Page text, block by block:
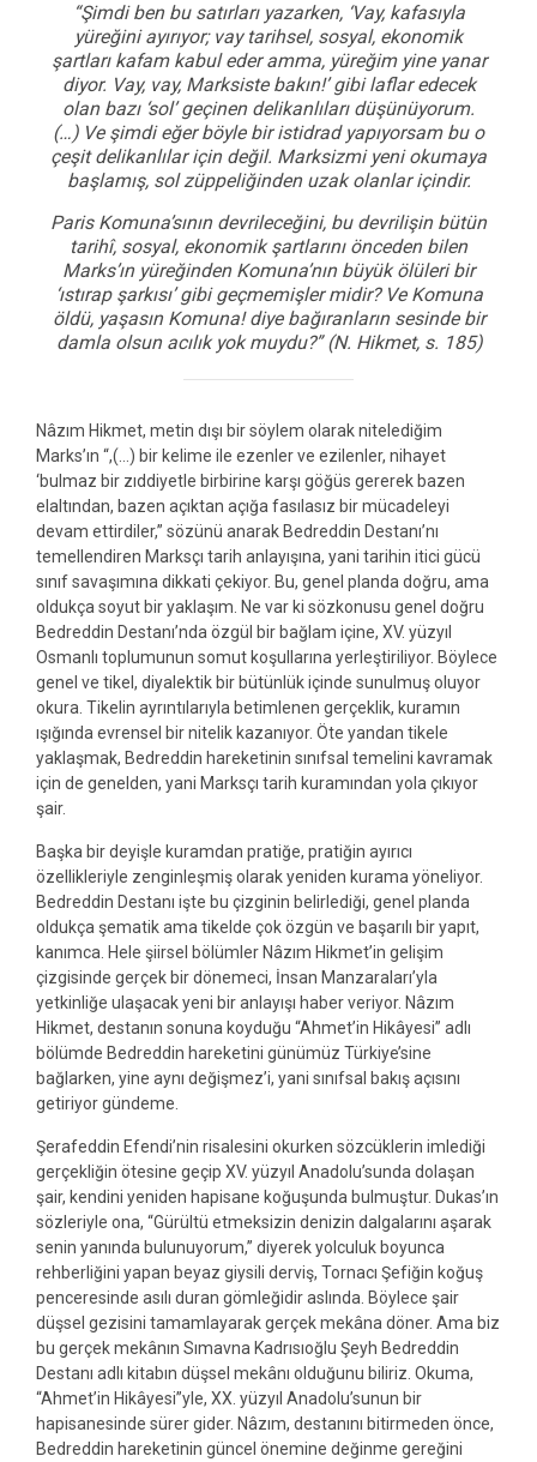
“Şimdi ben bu satırları yazarken, ‘Vay, kafasıyla
yüreğini ayırıyor; vay tarihsel, sosyal, ekonomik
şartları kafam kabul eder amma, yüreğim yine yanar
diyor. Vay, vay, Marksiste bakın!’ gibi laflar edecek
olan bazı ‘sol’ geçinen delikanlıları düşünüyorum.
(…) Ve şimdi eğer böyle bir istidrad yapıyorsam bu o
çeşit delikanlılar için değil. Marksizmi yeni okumaya
başlamış, sol züppeliğinden uzak olanlar içindir.
Paris Komuna’sının devrileceğini, bu devrilişin bütün
tarihî, sosyal, ekonomik şartlarını önceden bilen
Marks’ın yüreğinden Komuna’nın büyük ölüleri bir
‘ıstırap şarkısı’ gibi geçmemişler midir? Ve Komuna
öldü, yaşasın Komuna! diye bağıranların sesinde bir
damla olsun acılık yok muydu?”(N. Hikmet, s. 185)
Nâzım Hikmet, metin dışı bir söylem olarak nitelediğim
Marks’ın “,(…) bir kelime ile ezenler ve ezilenler, nihayet
‘bulmaz bir zıddiyetle birbirine karşı göğüs gererek bazen
elaltından, bazen açıktan açığa fasılasız bir mücadeleyi
devam ettirdiler,” sözünü anarak Bedreddin Destanı’nı
temellendiren Marksçı tarih anlayışına, yani tarihin itici gücü
sınıf savaşımına dikkati çekiyor. Bu, genel planda doğru, ama
oldukça soyut bir yaklaşım. Ne var ki sözkonusu genel doğru
Bedreddin Destanı’nda özgül bir bağlam içine, XV. yüzyıl
Osmanlı toplumunun somut koşullarına yerleştiriliyor. Böylece
genel ve tikel, diyalektik bir bütünlük içinde sunulmuş oluyor
okura. Tikelin ayrıntılarıyla betimlenen gerçeklik, kuramın
ışığında evrensel bir nitelik kazanıyor. Öte yandan tikele
yaklaşmak, Bedreddin hareketinin sınıfsal temelini kavramak
için de genelden, yani Marksçı tarih kuramından yola çıkıyor
şair.
Başka bir deyişle kuramdan pratiğe, pratiğin ayırıcı
özellikleriyle zenginleşmiş olarak yeniden kurama yöneliyor.
Bedreddin Destanı işte bu çizginin belirlediği, genel planda
oldukça şematik ama tikelde çok özgün ve başarılı bir yapıt,
kanımca. Hele şiirsel bölümler Nâzım Hikmet’in gelişim
çizgisinde gerçek bir dönemeci, İnsan Manzaraları’yla
yetkinliğe ulaşacak yeni bir anlayışı haber veriyor. Nâzım
Hikmet, destanın sonuna koyduğu “Ahmet’in Hikâyesi” adlı
bölümde Bedreddin hareketini günümüz Türkiye’sine
bağlarken, yine aynı değişmez’i, yani sınıfsal bakış açısını
getiriyor gündeme.
Şerafeddin Efendi’nin risalesini okurken sözcüklerin imlediği
gerçekliğin ötesine geçip XV. yüzyıl Anadolu’sunda dolaşan
şair, kendini yeniden hapisane koğuşunda bulmuştur. Dukas’ın
sözleriyle ona, “Gürültü etmeksizin denizin dalgalarını aşarak
senin yanında bulunuyorum,” diyerek yolculuk boyunca
rehberliğini yapan beyaz giysili derviş, Tornacı Şefiğin koğuş
penceresinde asılı duran gömleğidir aslında. Böylece şair
düşsel gezisini tamamlayarak gerçek mekâna döner. Ama biz
bu gerçek mekânın Sımavna Kadrısıoğlu Şeyh Bedreddin
Destanı adlı kitabın düşsel mekânı olduğunu biliriz. Okuma,
“Ahmet’in Hikâyesi”yle, XX. yüzyıl Anadolu’sunun bir
hapisanesinde sürer gider. Nâzım, destanını bitirmeden önce,
Bedreddin hareketinin güncel önemine değinme gereğini